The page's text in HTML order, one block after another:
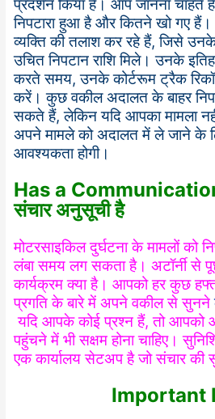
प्रदर्शन किया है। आप जानना चाहते
निपटारा हुआ है और कितने खो गए
व्यक्ति की तलाश कर रहे हैं, जिसे
उचित निपटान राशि मिले। उनके
करते समय, उनके कोर्टरूम ट्रैक
करें। कुछ वकील अदालत के बाहर
सकते हैं, लेकिन यदि आपका मामला
अपने मामले को अदालत में ले जाने के
आवश्यकता होगी।
Has a
संचार अनुसूची है
मोटरसाइकिल दुर्घटना के मामलों को
लंबा समय लग सकता है। अटॉर्नी से
कार्यक्रम क्या है। आपको हर कुछ
प्रगति के बारे में अपने वकील से सुनने
यदि आपके कोई प्रश्न हैं, तो आपको
पहुंचने में भी सक्षम होना चाहिए।
एक कार्यालय सेटअप है जो संचार की
Important